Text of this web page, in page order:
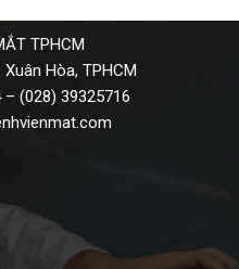
TPHCM
Hòa, TPHCM
– (028) 39325716